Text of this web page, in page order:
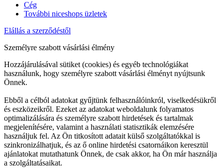
Cég
További niceshops üzletek
Elállás a szerződéstől
Személyre szabott vásárlási élmény
Hozzájárulásával sütiket (cookies) és egyéb technológiákat
használunk, hogy személyre szabott vásárlási élményt nyújtsunk
Önnek.
Ebből a célból adatokat gyűjtünk felhasználóinkról, viselkedésükről
és eszközeikről. Ezeket az adatokat weboldalunk folyamatos
optimalizálására és személyre szabott hirdetések és tartalmak
megjelenítésére, valamint a használati statisztikák elemzésére
használjuk fel. Az Ön titkosított adatait külső szolgáltatókkal is
szinkronizálhatjuk, és az ő online hirdetési csatornáikon keresztül
ajánlatokat mutathatunk Önnek, de csak akkor, ha Ön már használja
a szolgáltatásaikat.